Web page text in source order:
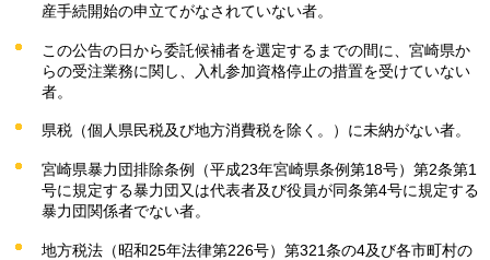
産手続開始の申立てがなされていない者。
この公告の日から委託候補者を選定するまでの間に、宮崎県か
らの受注業務に関し、入札参加資格停止の措置を受けていない
者。
県税（個人県民税及び地方消費税を除く。）に未納がない者。
宮崎県暴力団排除条例（平成23年宮崎県条例第18号）第2条第1
号に規定する暴力団又は代表者及び役員が同条第4号に規定する
暴力団関係者でない者。
地方税法（昭和25年法律第226号）第321条の4及び各市町村の